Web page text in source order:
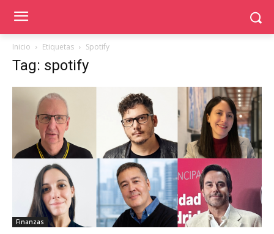
Inicio Etiquetas Spotify
Tag: spotify
Finanzas